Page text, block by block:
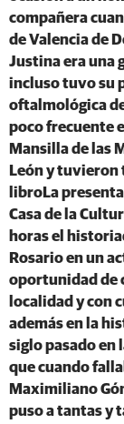
compañera
de Valencia de
Justina era una
incluso tuvo su
oftalmológica de
poco frecuente
Mansilla de las
León y tuvieron
libroLa
Casa de la
horas el
Rosario en un
oportunidad de
localidad y con
además en la
siglo pasado en
que cuando
Maximiliano
puso a tantas y